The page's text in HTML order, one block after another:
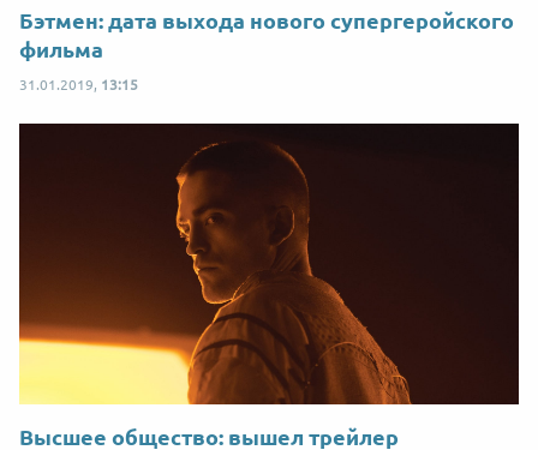
Бэтмен: дата выхода нового супергеройского
фильма
31.01.2019, 13:15
Высшее общество: вышел трейлер